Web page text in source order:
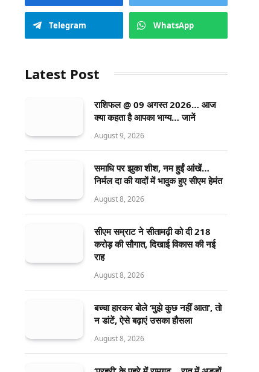
Telegram WhatsApp
Latest Post
राशिफल @ 09 अगस्त 2026… आज
क्या कहता है आपका भाग्य… जानें
August 9, 2026
समाधि पर झुका शीश, नम हुईं आंखें…
निर्मल दा की यादों में भावुक हुए सीएम हेमंत
August 8, 2026
सीएम सम्राट ने सीतामढ़ी को दी 218
करोड़ की सौगात, दिखाई विकास की नई
राह
August 8, 2026
बच्चा हारकर बोले ‘मुझे कुछ नहीं आता’, तो
न डांटें, ऐसे बढ़ाएं उसका हौसला
August 8, 2026